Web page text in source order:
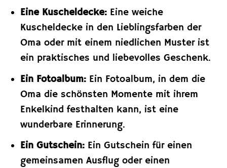
Eine Kuscheldecke:Eine weiche
Kuscheldecke in den Lieblingsfarben der
Oma oder mit einem niedlichen Muster ist
ein praktisches und liebevolles Geschenk.
Ein Fotoalbum:Ein Fotoalbum, in dem die
Oma die schönsten Momente mit ihrem
Enkelkind festhalten kann, ist eine
wunderbare Erinnerung.
Ein Gutschein:Ein Gutschein für einen
gemeinsamen Ausflug oder einen